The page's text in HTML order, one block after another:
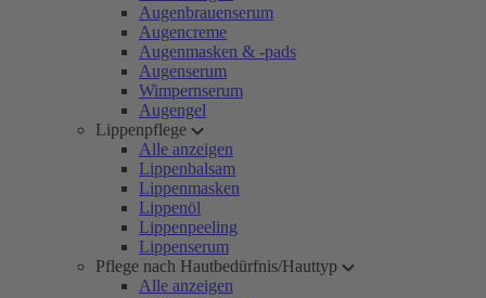
Augenbrauenserum
Augencreme
Augenmasken & -pads
Augenserum
Wimpernserum
Augengel
Lippenpflege
Alle anzeigen
Lippenbalsam
Lippenmasken
Lippenöl
Lippenpeeling
Lippenserum
Pflege nach Hautbedürfnis/Hauttyp
Alle anzeigen